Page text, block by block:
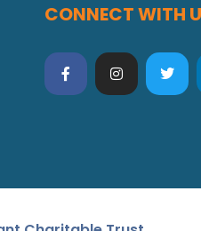
CONNECT WITH